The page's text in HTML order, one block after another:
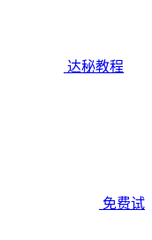
达秘教程
免费试